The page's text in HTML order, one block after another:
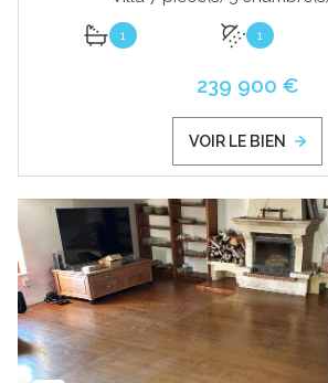
1 1
239 900 €
VOIR LE BIEN